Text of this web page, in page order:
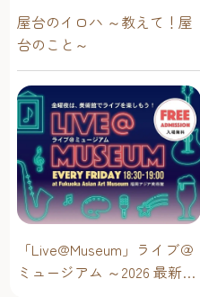
屋台のイロハ ～教えて！屋
台のこと～
「Live@Museum」ライブ＠
ミュージアム ～2026 最新イ